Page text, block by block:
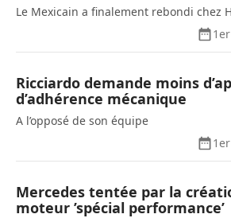
Le Mexicain a finalement rebondi chez
Ricciardo demande moins
d’adhérence mécanique
A l’opposé de son équipe
Mercedes tentée par la
moteur ’spécial performance’